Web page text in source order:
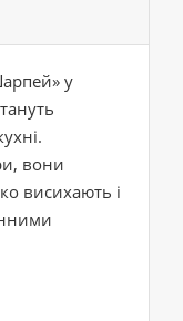
у
вони
висихають і